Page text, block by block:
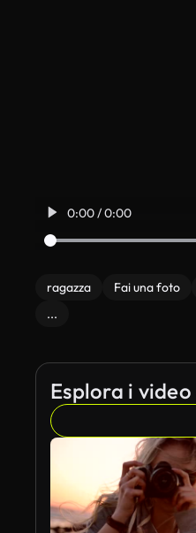
0:00 / 0:00
ragazza Fai una foto
...
Esplora i